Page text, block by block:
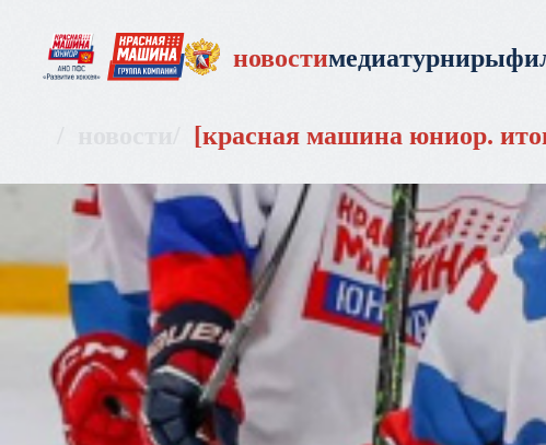
новостимедиатурниры
красная машина юниор.